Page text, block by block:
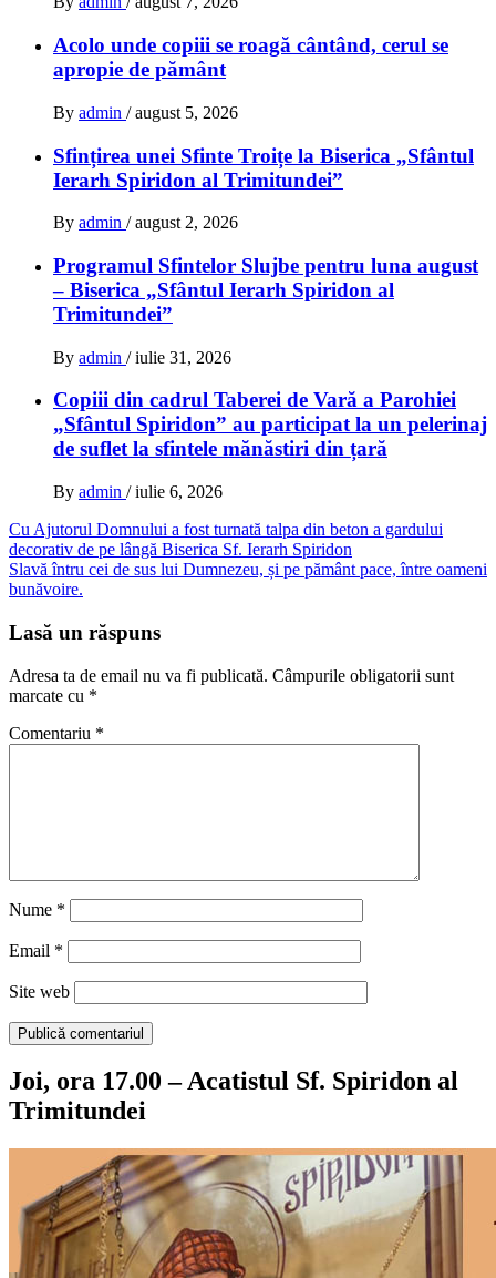
Acolo unde copiii se roagă cântând, cerul se
apropie de pământ
By admin / august 5, 2026
Sfințirea unei Sfinte Troițe la Biserica „Sfântul
Ierarh Spiridon al Trimitundei”
By admin / august 2, 2026
Programul Sfintelor Slujbe pentru luna august
– Biserica „Sfântul Ierarh Spiridon al
Trimitundei”
By admin / iulie 31, 2026
Copiii din cadrul Taberei de Vară a Parohiei
„Sfântul Spiridon” au participat la un pelerinaj
de suflet la sfintele mănăstiri din țară
By admin / iulie 6, 2026
Navigare
în
articole
Cu Ajutorul Domnului a fost turnată talpa din beton a gardului
decorativ de pe lângă Biserica Sf. Ierarh Spiridon
Slavă întru cei de sus lui Dumnezeu, și pe pământ pace, între oameni
bunăvoire.
Lasă un răspuns
Adresa ta de email nu va fi publicată. Câmpurile obligatorii sunt
marcate cu *
Comentariu *
Nume *
Email *
Site web
Joi, ora 17.00 – Acatistul Sf. Spiridon al
Trimitundei